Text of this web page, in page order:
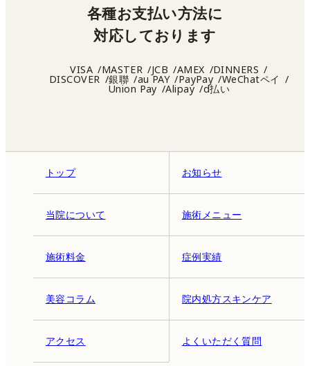
トップ お知らせ
当院について 施術メニュー
施術料金 症例実績
美容コラム 院内処方スキンケア
アクセス よくいただく質問
各種お支払い方法に
対応しております
VISA MASTER JCB AMEX DINNERS
DISCOVER 銀聯 au PAY PayPay WeChatペイ
Union Pay Alipay d払い